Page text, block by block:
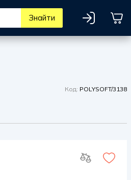
Знайти
Код: POLYSOFT/3138